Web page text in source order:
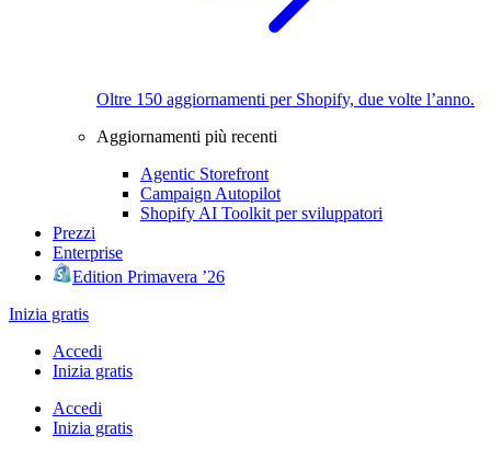
Oltre 150 aggiornamenti per Shopify, due volte l’anno.
Aggiornamenti più recenti
Agentic Storefront
Campaign Autopilot
Shopify AI Toolkit per sviluppatori
Prezzi
Enterprise
Edition Primavera ’26
Inizia gratis
Accedi
Inizia gratis
Accedi
Inizia gratis